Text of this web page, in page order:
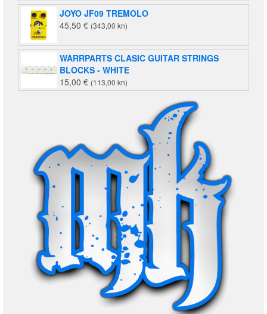
JOYO JF09 TREMOLO
45,50 € (343,00 kn)
WARRPARTS CLASIC GUITAR STRINGS
BLOCKS - WHITE
15,00 € (113,00 kn)